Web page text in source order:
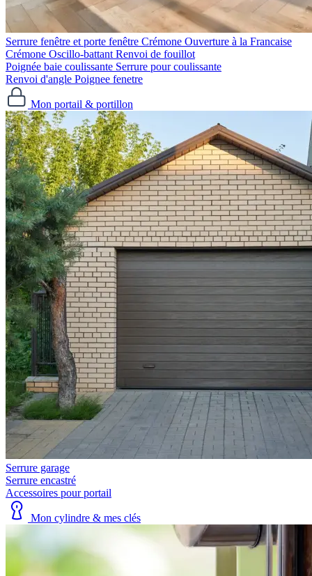
Serrure fenêtre et porte fenêtre Crémone Ouverture à la Francaise
Crémone Oscillo-battant Renvoi de fouillot
Poignée baie coulissante Serrure pour coulissante
Renvoi d'angle Poignee fenetre
Mon portail & portillon
Serrure garage
Serrure encastré
Accessoires pour portail
Mon cylindre & mes clés